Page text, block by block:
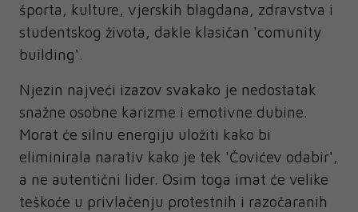
športa, kulture, vjerskih blagdana, zdravstva i
studentskog života, dakle klasičan 'comunity
building'.
Njezin najveći izazov svakako je nedostatak
snažne osobne karizme i emotivne dubine.
Morat će silnu energiju uložiti kako bi
eliminirala narativ kako je tek 'Čovićev odabir',
a ne autentični lider. Osim toga imat će velike
teškoće u privlačenju protestnih i razočaranih